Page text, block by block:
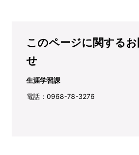
このページに関する
せ
生涯学習課
電話：0968-78-3276